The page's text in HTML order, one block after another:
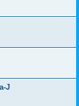
J